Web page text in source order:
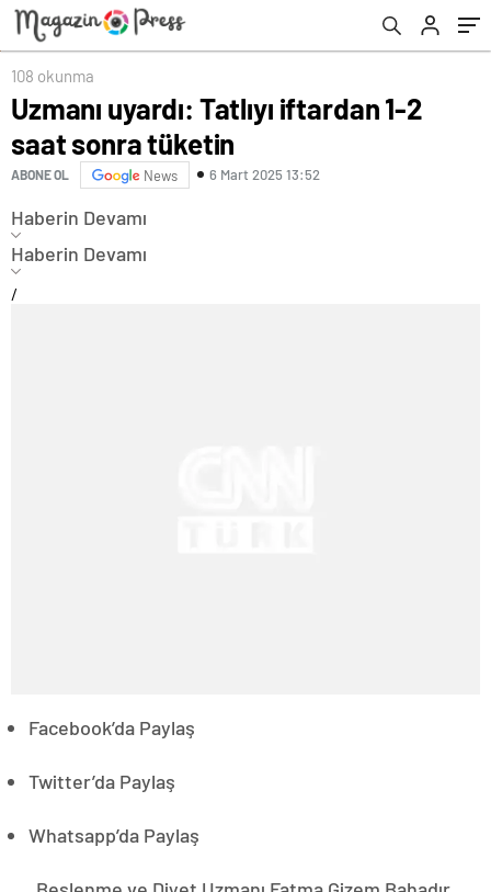
108 okunma
Uzmanı uyardı: Tatlıyı iftardan 1-2
saat sonra tüketin
ABONE OL News 6 Mart 2025 13:52
Haberin Devamı
Haberin Devamı
/
Facebook’da Paylaş
Twitter’da Paylaş
Whatsapp’da Paylaş